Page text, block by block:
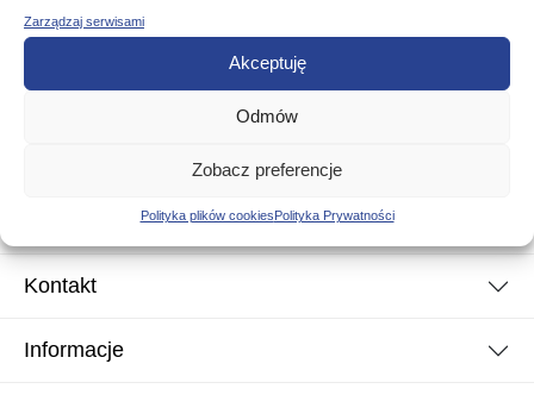
Zarządzaj serwisami
Akceptuję
Odmów
Zobacz preferencje
Polityka plików cookiesPolityka Prywatności
potrzebne do połowu
Pierwotna
901,18złAktualna
DODAJ DO
Kontakt
Informacje